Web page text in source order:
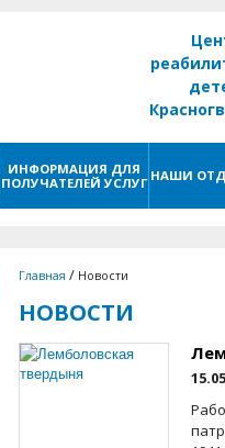
ИНФОРМАЦИЯ ДЛЯ
ПОЛУЧАТЕЛЕЙ УСЛУГ НАШИ
Главная / Новости
НОВОСТИ